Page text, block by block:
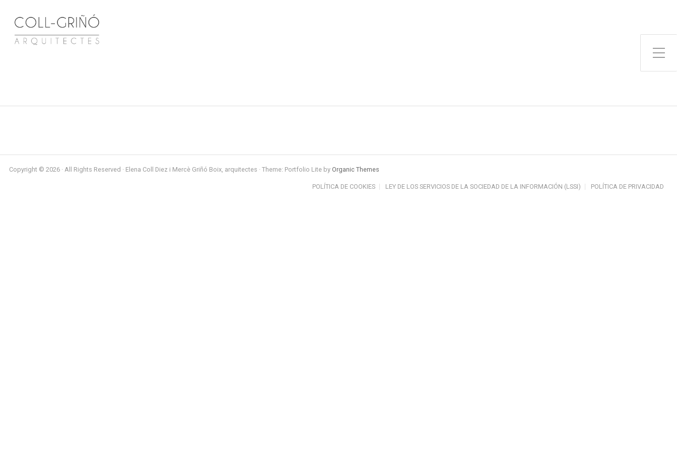
Toggle Side Menu
Copyright © 2026 · All Rights Reserved · Elena Coll Diez i Mercè Griñó Boix, arquitectes · Theme: Portfolio Lite by Organic Themes
POLÍTICA DE COOKIES LEY DE LOS SERVICIOS DE LA SOCIEDAD DE LA INFORMACIÓN (LSSI) POLÍTICA DE PRIVACIDAD